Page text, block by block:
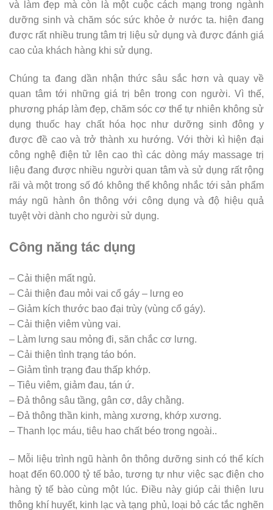
và làm đẹp mà còn là một cuộc cách mạng trong ngành
dưỡng sinh và chăm sóc sức khỏe ở nước ta. hiện đang
được rất nhiều trung tâm trị liệu sử dụng và được đánh giá
cao của khách hàng khi sử dụng.
Chúng ta đang dần nhận thức sâu sắc hơn và quay về
quan tâm tới những giá trị bên trong con người. Vì thế,
phương pháp làm đẹp, chăm sóc cơ thể tự nhiên không sử
dụng thuốc hay chất hóa học như dưỡng sinh đông y
được đề cao và trở thành xu hướng. Với thời kì hiện đại
công nghệ điện tử lên cao thì các dòng máy massage trị
liệu đang được nhiều người quan tâm và sử dụng rất rộng
rãi và một trong số đó không thể không nhắc tới sản phẩm
máy ngũ hành ôn thông với công dụng và độ hiệu quả
tuyệt vời dành cho người sử dụng.
Công năng tác dụng
– Cải thiện mất ngủ.
– Cải thiện đau mỏi vai cổ gáy – lưng eo
– Giảm kích thước bao đại trùy (vùng cổ gáy).
– Cải thiện viêm vùng vai.
– Làm lưng sau mỏng đi, săn chắc cơ lưng.
– Cải thiện tình trạng táo bón.
– Giảm tình trạng đau thấp khớp.
– Tiêu viêm, giảm đau, tán ứ.
– Đả thông sâu tầng, gân cơ, dây chằng.
– Đả thông thần kinh, màng xương, khớp xương.
– Thanh lọc máu, tiêu hao chất béo trong ngoài..
– Mỗi liệu trình ngũ hành ôn thông dưỡng sinh có thể kích
hoạt đến 60.000 tỷ tế bảo, tương tự như việc sạc điện cho
hàng tỷ tế bào cùng một lúc. Điều này giúp cải thiện lưu
thông khí huyết, kinh lạc và tạng phủ, loại bỏ các tắc nghẽn